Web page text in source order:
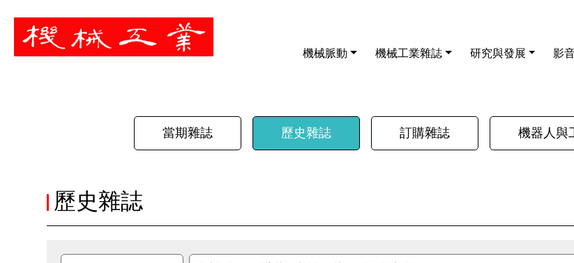
機械脈動 機械工業雜誌 研究與發展 影
暫停
當期雜誌 歷史雜誌 訂購雜誌 機器人與
歷史雜誌